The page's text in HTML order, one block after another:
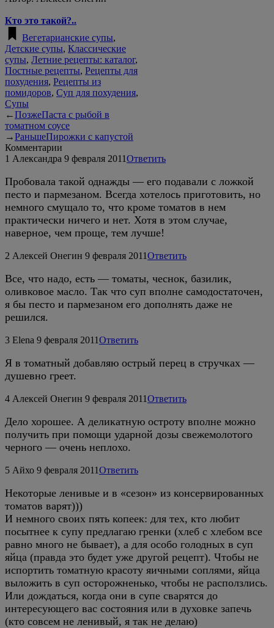
Кто это такой?..
Вегетарианские супы,
Детские супы, Классические
супы, Летние рецепты: каталог,
Постные рецепты, Рецепты для
похудения, Рецепты из
помидоров, Суп для похудения,
Супы
←ПозжеПаста с рыбой в
томатном соусе
→РаньшеПирожки с капустой
Комментарии
1 Александра 9 февраля 2011Ответить
Пробовала такой однажды — его подавали с ложкой
песто и пармезаном. Всегда хотелось приготовить, но
немного смущало то, что кроме томатов в нем
практически ничего и нет. Хотя в этом случае,
наверное, чем проще, тем лучше!
2 Алексей Онегин 9 февраля 2011Ответить
Все, что надо, есть — томаты, чеснок, базилик,
оливковое масло. Так что суп вполне самодостаточен,
я бы песто и пармезаном его дополнять даже не
решился.
3 Elena 9 февраля 2011Ответить
Я в томатный добавляю острый перец в стручках —
душевно греет.
4 Алексей Онегин 9 февраля 2011Ответить
Дело хорошее. А деликатную остроту вполне можно
получить при помощи ударной дозы свежемолотого
черного — очень неплохо.
5 Айхо 9 февраля 2011Ответить
Некоторые ленивые и в «сезон» из консервированных
томатов варят)))
И немного своих пять копеек: для тех, кто любит
посытнее к супу предлагаю гренки (хлеб с хлебом все
равно много не бывает), а для особо голодных в суп
яйца (правда это будет уже другой рецепт). Чтобы не
испортить томатную красоту яичными соплями, яйца
выложить в суп осторожненько, чтобы не расползлись.
Или дождаться, когда они в супе сварятся до
интересующего вас состояния или в духовке запечь
(кто совсем не ленивый, я так не делаю)